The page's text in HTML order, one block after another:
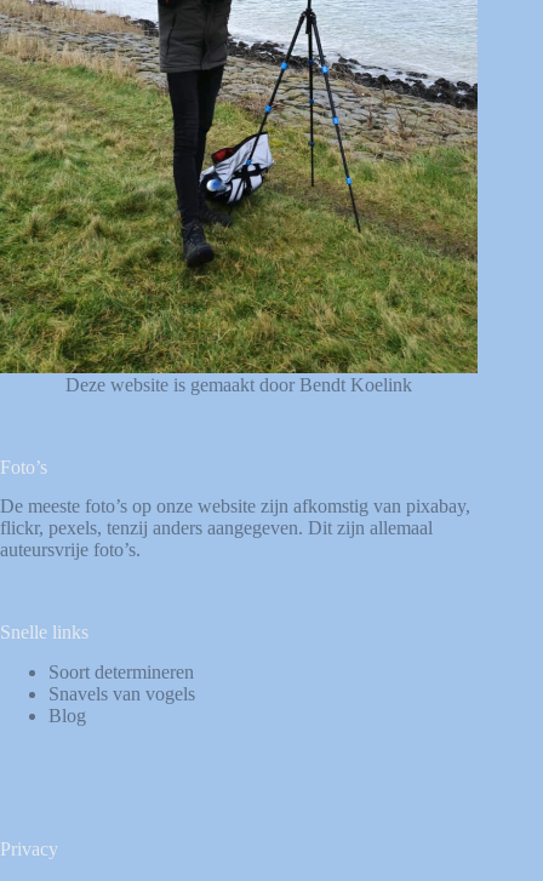
Deze website is gemaakt door Bendt Koelink
Foto’s
De meeste foto’s op onze website zijn afkomstig van pixabay,
flickr, pexels, tenzij anders aangegeven. Dit zijn allemaal
auteursvrije foto’s.
Snelle links
Soort determineren
Snavels van vogels
Blog
Privacy